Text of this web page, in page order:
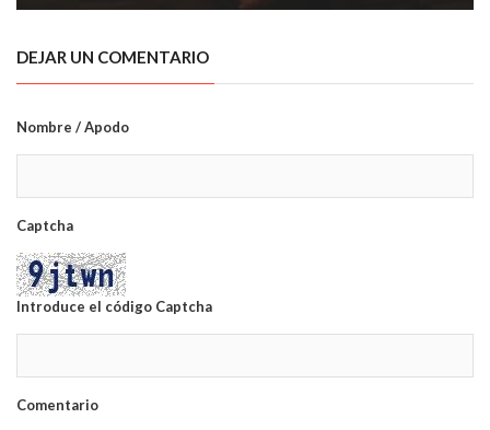
DEJAR UN COMENTARIO
Nombre / Apodo
Captcha
Introduce el código Captcha
Comentario